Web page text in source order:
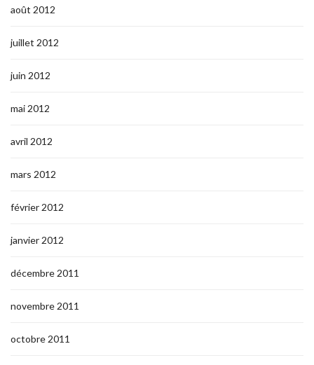
août 2012
juillet 2012
juin 2012
mai 2012
avril 2012
mars 2012
février 2012
janvier 2012
décembre 2011
novembre 2011
octobre 2011